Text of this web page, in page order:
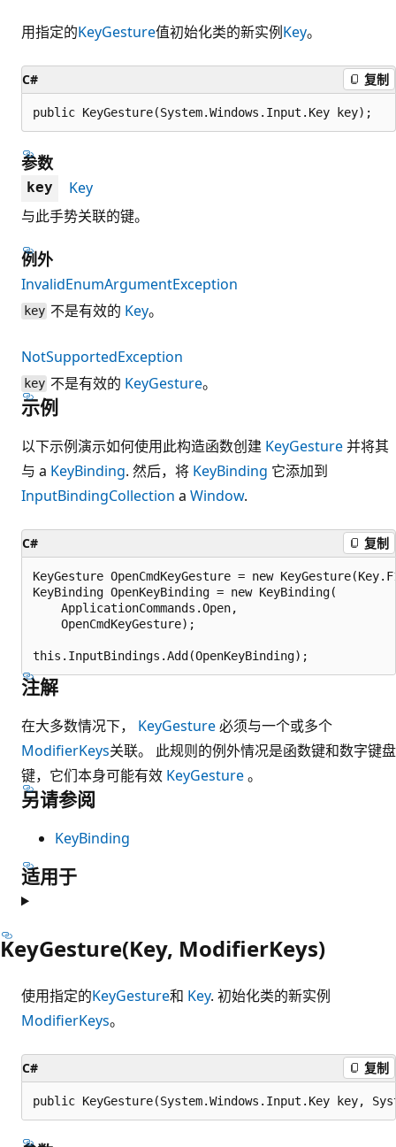
用指定的KeyGesture值初始化类的新实例Key。
C# 复制
public KeyGesture(System.Windows.Input.Key key);
参数
key
Key
与此手势关联的键。
例外
InvalidEnumArgumentException
key 不是有效的 Key。
NotSupportedException
key 不是有效的 KeyGesture。
示例
以下示例演示如何使用此构造函数创建 KeyGesture并将其
与 a KeyBinding. 然后，将 KeyBinding 它添加到
InputBindingCollection a Window.
C# 复制
KeyGesture OpenCmdKeyGesture = new
KeyBinding OpenKeyBinding = new KeyBinding(
    ApplicationCommands.Open,
    OpenCmdKeyGesture);
注解
在大多数情况下， KeyGesture必须与一个或多个
ModifierKeys关联。 此规则的例外情况是函数键和数字键盘
键，它们本身可能有效 KeyGesture。
另请参阅
KeyBinding
适用于
KeyGesture(Key, ModifierKeys)
使用指定的KeyGesture和 Key. 初始化类的新实例
ModifierKeys。
C# 复制
public KeyGesture(System.Windows.Input.Key key,